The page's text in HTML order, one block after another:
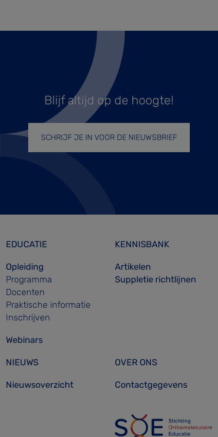
Blijf altijd op de hoogte!
SCHRIJF JE IN VOOR DE NIEUWSBRIEF
EDUCATIE
Opleiding
Programma
Docenten
Praktische informatie
Inschrijven
Webinars
KENNISBANK
Artikelen
Suppletie richtlijnen
NIEUWS
Nieuwsoverzicht
OVER ONS
Contactgegevens